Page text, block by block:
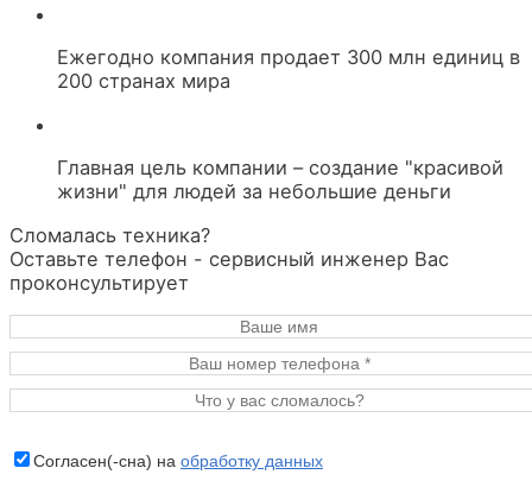
Ежегодно компания продает 300 млн единиц в
200 странах мира
Главная цель компании – создание "красивой
жизни" для людей за небольшие деньги
Сломалась техника?
Оставьте телефон - сервисный инженер Вас
проконсультирует
Согласен(-сна) на обработку данных